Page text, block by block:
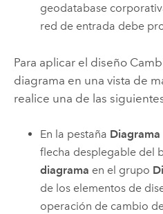
geodatabase
red de entrada debe
Para aplicar el diseño
diagrama en una vista de
realice una de las
En la pestaña Diagrama
flecha desplegable del
diagrama en el grupo
de los elementos de
operación de cambio